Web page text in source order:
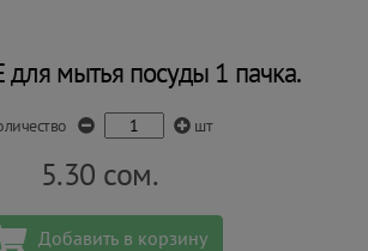
для мытья посуды 1 пачка.
шт
5.30 сом.
Добавить в корзину